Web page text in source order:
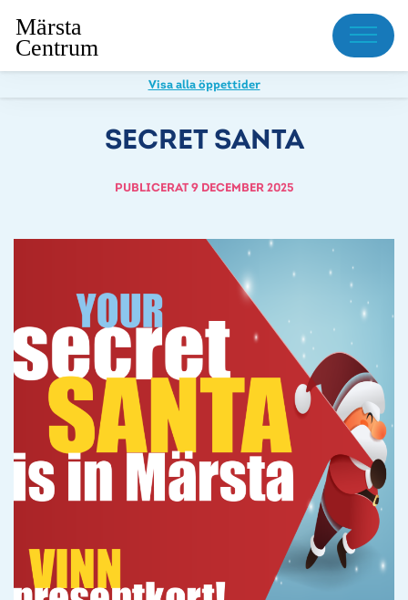
Meny
Visa alla öppettider
SECRET SANTA
PUBLICERAT 9 DECEMBER 2025